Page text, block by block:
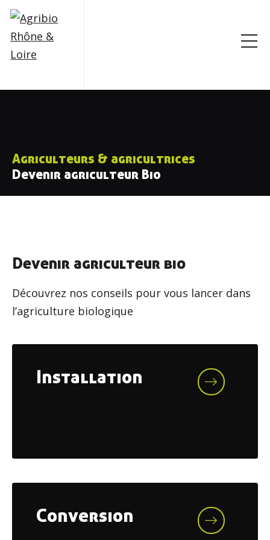
Agriculteurs & agricultrices
Devenir agriculteur Bio
Devenir agriculteur bio
Découvrez nos conseils pour vous lancer dans
l’agriculture biologique
Installation
Conversion